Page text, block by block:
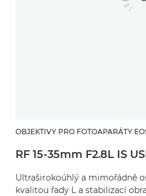
OBJEKTIVY PRO FOTOAPARÁTY
RF 15-35mm F2.8L IS
Ultraširokoúhlý a mimořádně
kvalitou řady L a stabilizací